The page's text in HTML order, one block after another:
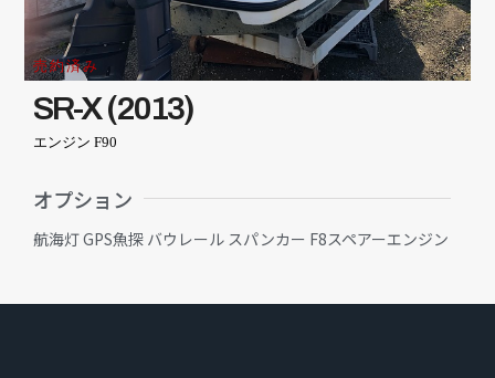
売約済み
SR-X (2013)
エンジン F90
オプション
航海灯 GPS魚探 バウレール スパンカー F8スペアーエンジン